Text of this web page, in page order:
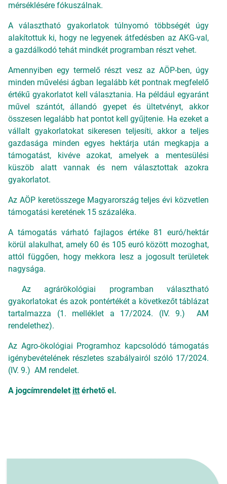
mérséklésére fókuszálnak.
A választható gyakorlatok túlnyomó többségét úgy
alakítottuk ki, hogy ne legyenek átfedésben az AKG-val,
a gazdálkodó tehát mindkét programban részt vehet.
Amennyiben egy termelő részt vesz az AÖP-ben, úgy
minden művelési ágban legalább két pontnak megfelelő
értékű gyakorlatot kell választania. Ha például egyaránt
művel szántót, állandó gyepet és ültetvényt, akkor
összesen legalább hat pontot kell gyűjtenie. Ha ezeket a
vállalt gyakorlatokat sikeresen teljesíti, akkor a teljes
gazdasága minden egyes hektárja után megkapja a
támogatást, kivéve azokat, amelyek a mentesülési
küszöb alatt vannak és nem választottak azokra
gyakorlatot.
Az AÖP keretösszege Magyarország teljes évi közvetlen
támogatási keretének 15 százaléka.
A támogatás várható fajlagos értéke 81 euró/hektár
körül alakulhat, amely 60 és 105 euró között mozoghat,
attól függően, hogy mekkora lesz a jogosult területek
nagysága.
Az agrárökológiai programban választható
gyakorlatokat és azok pontértékét a következőt táblázat
tartalmazza (1. melléklet a 17/2024. (IV. 9.)
AM
rendelethez).
Az Agro-ökológiai Programhoz kapcsolódó támogatás
igénybevételének részletes szabályairól szóló 17/2024.
(IV. 9.) AM rendelet.
A jogcímrendelet ittérhető el.